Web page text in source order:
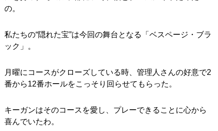
の。
私たちの“隠れた宝”は今回の舞台となる「ベスページ・ブラ
ック」。
月曜にコースがクローズしている時、管理人さんの好意で2
番から12番ホールをこっそり回らせてもらった。
キーガンはそのコースを愛し、プレーできることに心から
喜んでいたわ。